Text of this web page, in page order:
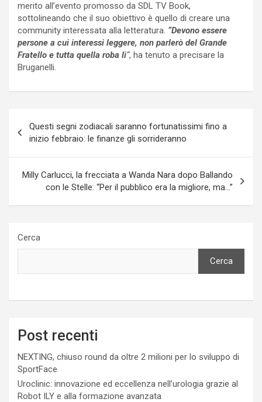
merito all’evento promosso da SDL TV Book,
sottolineando che il suo obiettivo è quello di creare una
community interessata alla letteratura. “Devono essere
persone a cui interessi leggere, non parlerò del Grande
Fratello e tutta quella roba lì“, ha tenuto a precisare la
Bruganelli.
articoli
Questi segni zodiacali saranno fortunatissimi fino a
inizio febbraio: le finanze gli sorrideranno
Milly Carlucci, la frecciata a Wanda Nara dopo Ballando
con le Stelle: “Per il pubblico era la migliore, ma…”
Cerca
Cerca
Post recenti
NEXTING, chiuso round da oltre 2 milioni per lo sviluppo di
SportFace
Uroclinic: innovazione ed eccellenza nell’urologia grazie al
Robot ILY e alla formazione avanzata